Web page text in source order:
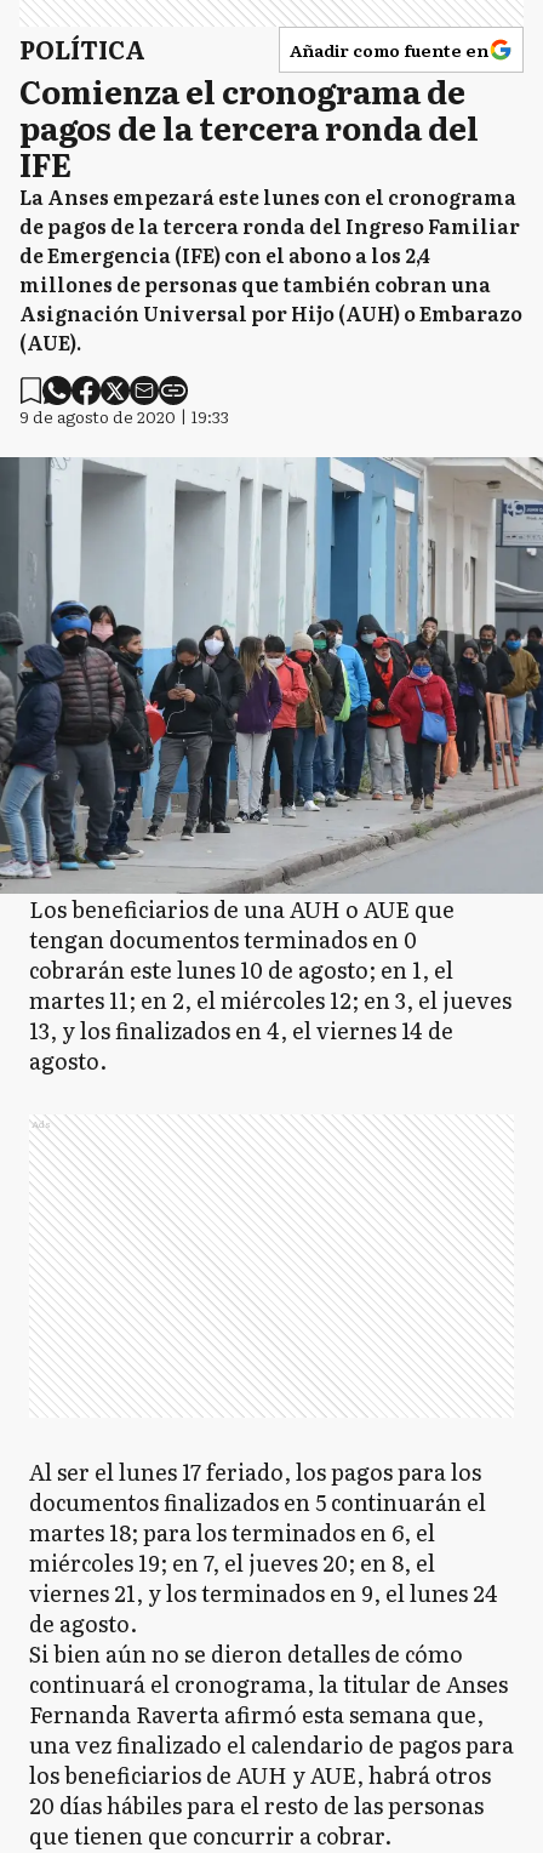
POLÍTICA Añadir como fuente en
Comienza el cronograma de
pagos de la tercera ronda del
IFE
La Anses empezará este lunes con el cronograma
de pagos de la tercera ronda del Ingreso Familiar
de Emergencia (IFE) con el abono a los 2,4
millones de personas que también cobran una
Asignación Universal por Hijo (AUH) o Embarazo
(AUE).
9 de agosto de 2020 | 19:33
Los beneficiarios de una AUH o AUE que
tengan documentos terminados en 0
cobrarán este lunes 10 de agosto; en 1, el
martes 11; en 2, el miércoles 12; en 3, el jueves
13, y los finalizados en 4, el viernes 14 de
agosto.
Ads
Al ser el lunes 17 feriado, los pagos para los
documentos finalizados en 5 continuarán el
martes 18; para los terminados en 6, el
miércoles 19; en 7, el jueves 20; en 8, el
viernes 21, y los terminados en 9, el lunes 24
de agosto.
Si bien aún no se dieron detalles de cómo
continuará el cronograma, la titular de Anses
Fernanda Raverta afirmó esta semana que,
una vez finalizado el calendario de pagos para
los beneficiarios de AUH y AUE, habrá otros
20 días hábiles para el resto de las personas
que tienen que concurrir a cobrar.